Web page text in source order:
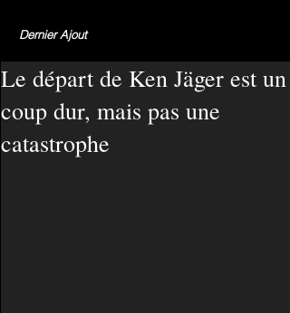
Dernier Ajout
Le départ de Ken Jäger est un
coup dur, mais pas une
catastrophe